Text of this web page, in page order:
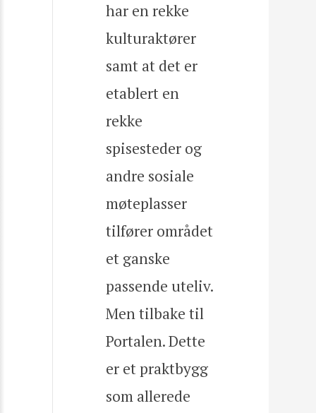
har en rekke
kulturaktører
samt at det er
etablert en
rekke
spisesteder og
andre sosiale
møteplasser
tilfører området
et ganske
passende uteliv.
Men tilbake til
Portalen. Dette
er et praktbygg
som allerede